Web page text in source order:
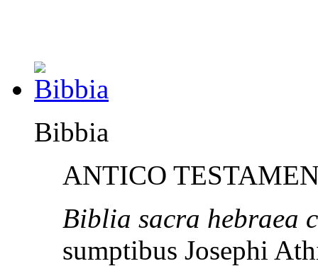
Bibbia
ANTICO
Biblia sacra hebraea
sumptibus Josephi